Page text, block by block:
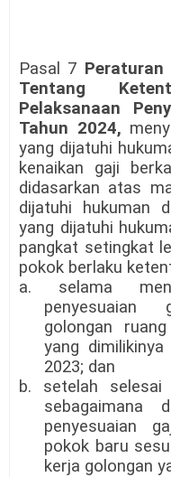
Pasal 7 Peraturan
Tentang
Pelaksanaan
Tahun 2024,
yang dijatuhi
kenaikan gaji
didasarkan atas
dijatuhi hukuman
yang dijatuhi
pangkat setingkat
pokok berlaku
a. selama
penyesuaian
golongan
yang
2023; dan
b. setelah selesai
sebagaimana
penyesuaian
pokok baru
kerja golongan